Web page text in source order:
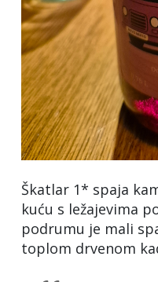
Škatlar 1* spaja
kuću s ležajevima
podrumu je mali
toplom drvenom